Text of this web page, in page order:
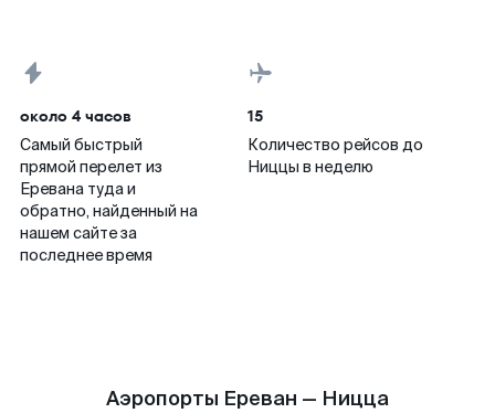
около 4 часов
Самый быстрый
прямой перелет из
Еревана туда и
обратно, найденный на
нашем сайте за
последнее время
15
Количество рейсов до
Ниццы в неделю
Аэропорты Ереван — Ницца